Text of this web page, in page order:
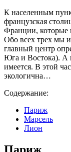
К населенным
французская
Франции, которые
Обо всех трех мы
главный центр
Юга и Востока). А
имеется. В этой
экологична…
Содержание:
Париж
Марсель
Лион
Париж